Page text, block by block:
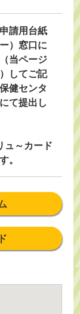
請用台紙
）窓口に
当ページ
してご記
健センタ
て提出し
ュ～カード
。